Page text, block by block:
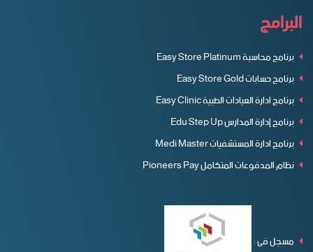
البرامج
برنامج محاسبة Easy Store Platinum
برنامج حسابات Easy Store Gold
برنامج ادارة العيادات الطبية Easy Clinic
برنامج إدارة المدارس Edu Step Up
برنامج ادارة المستشفيات Medi Master
نظام المدفوعات المتكامل Pioneers Pay
مسجل فى :